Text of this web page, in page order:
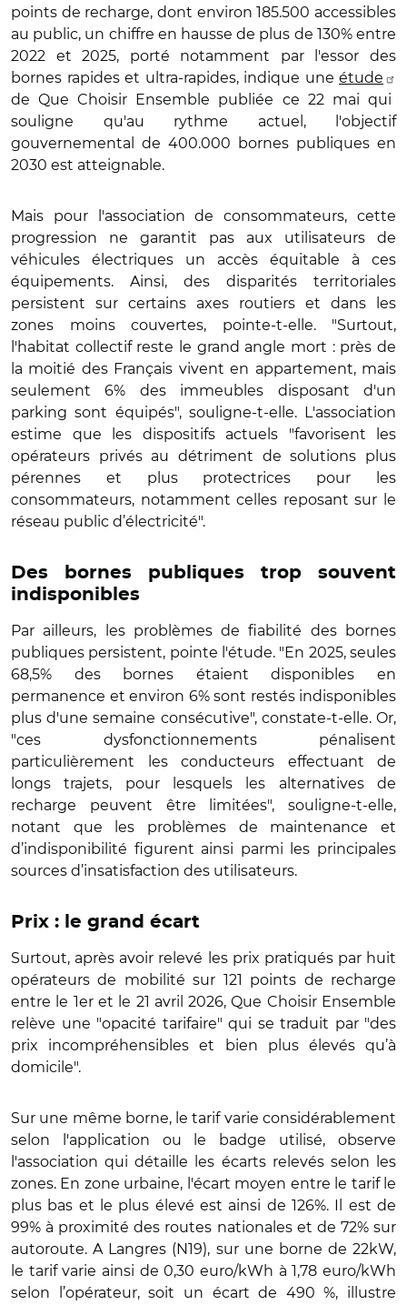
points de recharge, dont environ 185.500 accessibles
au public, un chiffre en hausse de plus de 130% entre
2022 et 2025, porté notamment par l'essor des
bornes rapides et ultra-rapides, indique une étude
de Que Choisir Ensemble publiée ce 22 mai qui
souligne qu'au rythme actuel, l'objectif
gouvernemental de 400.000 bornes publiques en
2030 est atteignable.
Mais pour l'association de consommateurs, cette
progression ne garantit pas aux utilisateurs de
véhicules électriques un accès équitable à ces
équipements. Ainsi, des disparités territoriales
persistent sur certains axes routiers et dans les
zones moins couvertes, pointe-t-elle. "Surtout,
l'habitat collectif reste le grand angle mort : près de
la moitié des Français vivent en appartement, mais
seulement 6% des immeubles disposant d'un
parking sont équipés", souligne-t-elle. L'association
estime que les dispositifs actuels "favorisent les
opérateurs privés au détriment de solutions plus
pérennes et plus protectrices pour les
consommateurs, notamment celles reposant sur le
réseau public d’électricité".
Des bornes publiques trop souvent
indisponibles
Par ailleurs, les problèmes de fiabilité des bornes
publiques persistent, pointe l'étude. "En 2025, seules
68,5% des bornes étaient disponibles en
permanence et environ 6% sont restés indisponibles
plus d'une semaine consécutive", constate-t-elle. Or,
"ces dysfonctionnements pénalisent
particulièrement les conducteurs effectuant de
longs trajets, pour lesquels les alternatives de
recharge peuvent être limitées", souligne-t-elle,
notant que les problèmes de maintenance et
d’indisponibilité figurent ainsi parmi les principales
sources d’insatisfaction des utilisateurs.
Prix : le grand écart
Surtout, après avoir relevé les prix pratiqués par huit
opérateurs de mobilité sur 121 points de recharge
entre le 1er et le 21 avril 2026, Que Choisir Ensemble
relève une "opacité tarifaire" qui se traduit par "des
prix incompréhensibles et bien plus élevés qu’à
domicile".
Sur une même borne, le tarif varie considérablement
selon l'application ou le badge utilisé, observe
l'association qui détaille les écarts relevés selon les
zones. En zone urbaine, l'écart moyen entre le tarif le
plus bas et le plus élevé est ainsi de 126%. Il est de
99% à proximité des routes nationales et de 72% sur
autoroute. A Langres (N19), sur une borne de 22kW,
le tarif varie ainsi de 0,30 euro/kWh à 1,78 euro/kWh
selon l’opérateur, soit un écart de 490 %, illustre